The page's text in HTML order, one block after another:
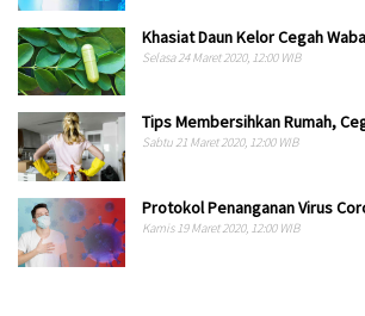
Khasiat Daun Kelor Cegah
Selasa 24 Maret 2020, 12:00 WIB
Tips Membersihkan Rumah,
Sabtu 21 Maret 2020, 12:00 WIB
Protokol Penanganan Virus
Kamis 19 Maret 2020, 12:00 WIB